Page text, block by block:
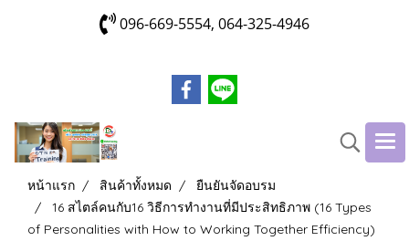
096-669-5554, 064-325-4946
หน้าแรก สินค้าทั้งหมด
ยืนยันจัดอบรม
16 สไตล์คนกับ16 วิธีการทำงานที่มีประสิทธิภาพ (16 Types
of Personalities with How to Working Together Efficiency)